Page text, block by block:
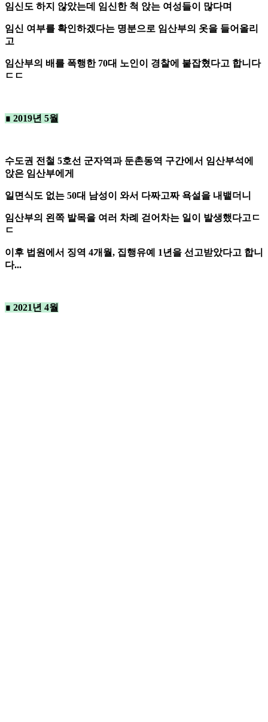
임신도 하지 않았는데 임신한 척 앉는 여성들이 많다며
임신 여부를 확인하겠다는 명분으로 임산부의 옷을 들어올리
고
임산부의 배를 폭행한 70대 노인이 경찰에 붙잡혔다고 합니다
ㄷㄷ
∎ 2019년 5월
수도권 전철 5호선 군자역과 둔촌동역 구간에서 임산부석에
앉은 임산부에게
일면식도 없는 50대 남성이 와서 다짜고짜 욕설을 내뱉더니
임산부의 왼쪽 발목을 여러 차례 걷어차는 일이 발생했다고ㄷ
ㄷ
이후 법원에서 징역 4개월, 집행유예 1년을 선고받았다고 합니
다...
∎ 2021년 4월